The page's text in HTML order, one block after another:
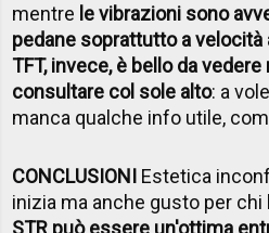
mentre le vibrazioni sono
pedane soprattutto a velocità
TFT, invece, è bello da
consultare col sole alto: a
manca qualche info utile,
CONCLUSIONI Estetica
inizia ma anche gusto per chi
STR può essere un'ottima